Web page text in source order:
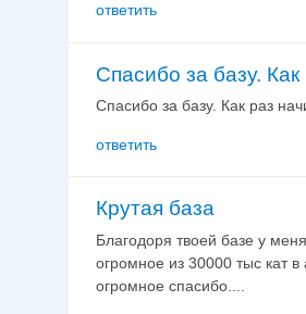
ответить
Спасибо за базу. Как
Спасибо за базу. Как раз
ответить
Крутая база
Благодоря твоей базе у
огромное из 30000 тыс кат
огромное спасибо....